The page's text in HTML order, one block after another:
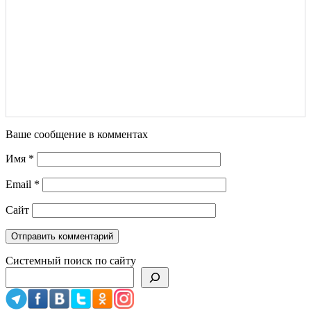
Ваше сообщение в комментах
Имя *
Email *
Сайт
Системный поиск по сайту